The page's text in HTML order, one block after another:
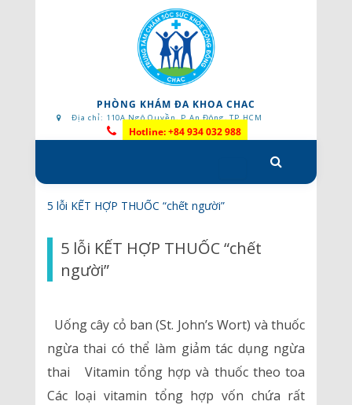
PHÒNG KHÁM ĐA KHOA CHAC
Địa chỉ: 110A Ngô Quyền, P.An Đông, TP.HCM
Hotline: +84 934 032 988
to
content
5 lỗi KẾT HỢP THUỐC “chết người”
5 lỗi KẾT HỢP THUỐC “chết
người”
Uống cây cỏ ban (St. John’s Wort) và thuốc
ngừa thai có thể làm giảm tác dụng ngừa
thai Vitamin tổng hợp và thuốc theo toa
Các loại vitamin tổng hợp vốn chứa rất